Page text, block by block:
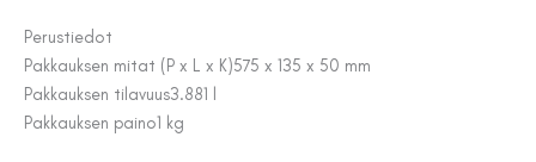
Perustiedot
Pakkauksen mitat (P x L x K)575 x 135 x 50 mm
Pakkauksen tilavuus3.881 l
Pakkauksen paino1 kg